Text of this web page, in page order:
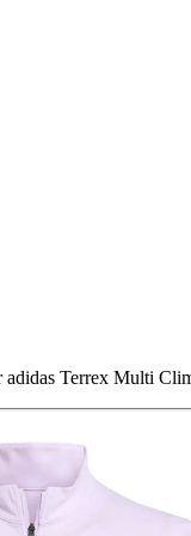
adidas Terrex Multi